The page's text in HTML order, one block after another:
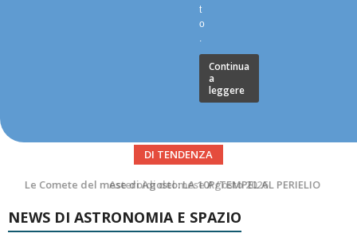
t
o
.
Continua
a
leggere
DI TENDENZA
Asteroidi del mese Agosto 2026
NEWS DI ASTRONOMIA E SPAZIO